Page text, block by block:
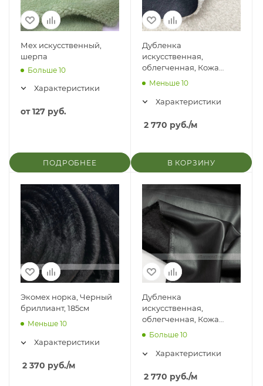
Мех искусственный,
шерпа
Больше 10
Характеристики
от127 руб.
ПОДРОБНЕЕ
Дубленка
искусственная,
облегченная, Кожа
Черный/мех барашек
Меньше 10
Характеристики
2 770 руб./м
В КОРЗИНУ
Экомех норка, Черный
бриллиант, 185см
Меньше 10
Характеристики
2 370 руб./м
Дубленка
искусственная,
облегченная, Кожа
Черный/мех норка
Больше 10
Характеристики
2 770 руб./м